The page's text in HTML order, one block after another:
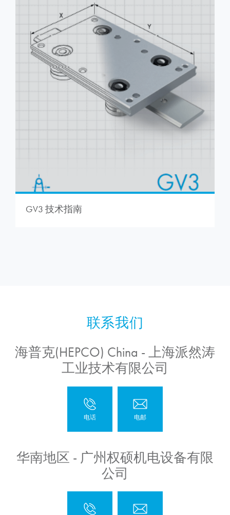
GV3 技术指南
海普克(HEPCO) China - 上海派然涛
工业技术有限公司
华南地区 - 广州权硕机电设备有限
公司